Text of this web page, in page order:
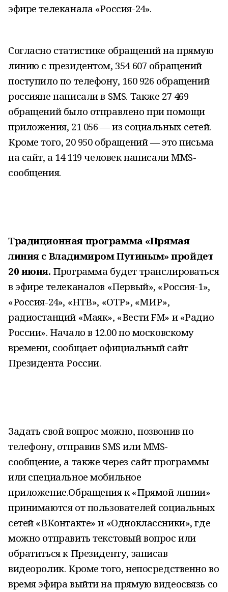
эфире телеканала «Россия-24».
Согласно статистике обращений на прямую
линию с президентом, 354 607 обращений
поступило по телефону, 160 926 обращений
россияне написали в SMS. Также 27 469
обращений было отправлено при помощи
приложения, 21 056 — из социальных сетей.
Кроме того, 20 950 обращений — это письма
на сайт, а 14 119 человек написали MMS-
сообщения.
Традиционная программа «Прямая
линия с Владимиром Путиным» пройдет
20 июня. Программа будет транслироваться
в эфире телеканалов «Первый», «Россия-1»,
«Россия-24», «НТВ», «ОТР», «МИР»,
радиостанций «Маяк», «Вести FM» и «Радио
России». Начало в 12.00 по московскому
времени, сообщает официальный сайт
Президента России.
Задать свой вопрос можно, позвонив по
телефону, отправив SMS или MMS-
сообщение, а также через сайт программы
или специальное мобильное
приложение.Обращения к «Прямой линии»
принимаются от пользователей социальных
сетей «ВКонтакте» и «Одноклассники», где
можно отправить текстовый вопрос или
обратиться к Президенту, записав
видеоролик. Кроме того, непосредственно во
время эфира выйти на прямую видеосвязь со